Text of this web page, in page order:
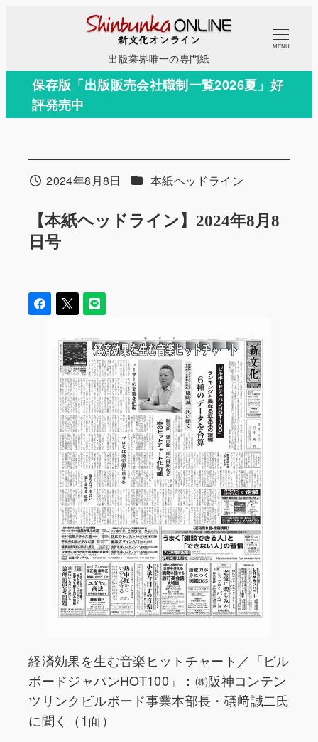
コ
テ
出版業界唯一の専門紙
MENU
保存版「出版販売会社職制一覧2026夏」好
評発売中
【本紙ヘッドライン】2024年8月8
日号
投稿日2024年8月8日 カテゴリー
本紙ヘッドライン
経済効果を生む音楽ヒットチャート／「ビル
ボードジャパンHOT100」：㈱阪神コンテン
ツリンクビルボード事業本部長・礒﨑誠二氏
に聞く（1面）